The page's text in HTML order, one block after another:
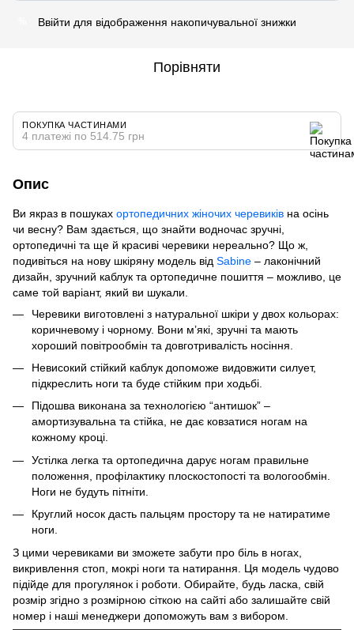
Ввійти для відображення накопичувальної знижки
Порівняти
ПОКУПКА ЧАСТИНАМИ
4 платежі по 514.75 грн
Опис
Ви якраз в пошуках ортопедичних жіночих черевиків на осінь
чи весну? Вам здається, що знайти водночас зручні,
ортопедичні та ще й красиві черевики нереально? Що ж,
подивіться на нову шкіряну модель від Sabine – лаконічний
дизайн, зручний каблук та ортопедичне пошиття – можливо, це
саме той варіант, який ви шукали.
Черевики виготовлені з натуральної шкіри у двох кольорах:
коричневому і чорному. Вони м’які, зручні та мають
хороший повітрообмін та довготривалість носіння.
Невисокий стійкий каблук допоможе видовжити силует,
підкреслить ноги та буде стійким при ходьбі.
Підошва виконана за технологією “антишок” –
амортизувальна та стійка, не дає ковзатися ногам на
кожному кроці.
Устілка легка та ортопедична дарує ногам правильне
положення, профілактику плоскостопості та вологообмін.
Ноги не будуть пітніти.
Круглий носок дасть пальцям простору та не натиратиме
ноги.
З цими черевиками ви зможете забути про біль в ногах,
викривлення стоп, мокрі ноги та натирання. Ця модель чудово
підійде для прогулянок і роботи. Обирайте, будь ласка, свій
розмір згідно з розмірною сіткою на сайті або залишайте свій
номер і наші менеджери допоможуть вам з вибором.